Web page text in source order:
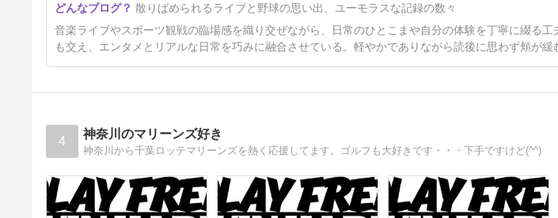
散りばめられるライブと野球の思い出、ユーモラスな記録の数々
音楽ライブやスポーツ観戦の臨場感を織り交ぜながら、日常のひとこまや自分の体験を丁寧に綴る
も交え、エンタメとリアルな日常を巧みに融合させている。軽やかでありながら読後に思わず頬が緩
4 神奈川のマリーンズ好き
神奈川から千葉ロッテマリーンズを熱く応援してます。ゴルフも大好きです・・・下手ですけど(^^)